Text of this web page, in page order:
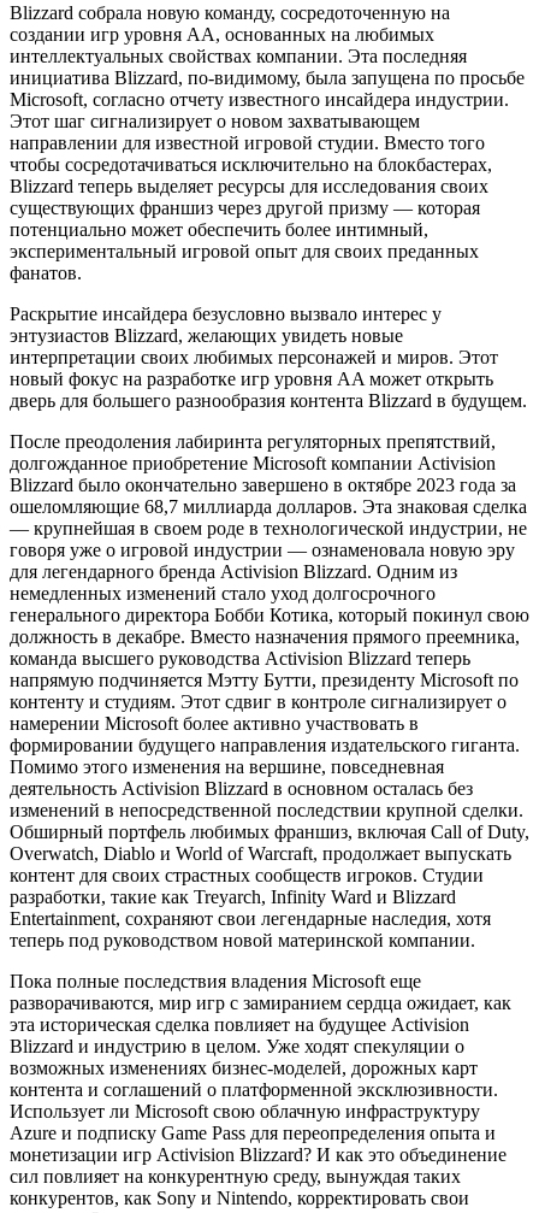
Blizzard собрала новую команду, сосредоточенную на
создании игр уровня AA, основанных на любимых
интеллектуальных свойствах компании. Эта последняя
инициатива Blizzard, по-видимому, была запущена по просьбе
Microsoft, согласно отчету известного инсайдера индустрии.
Этот шаг сигнализирует о новом захватывающем
направлении для известной игровой студии. Вместо того
чтобы сосредотачиваться исключительно на блокбастерах,
Blizzard теперь выделяет ресурсы для исследования своих
существующих франшиз через другой призму — которая
потенциально может обеспечить более интимный,
экспериментальный игровой опыт для своих преданных
фанатов.
Раскрытие инсайдера безусловно вызвало интерес у
энтузиастов Blizzard, желающих увидеть новые
интерпретации своих любимых персонажей и миров. Этот
новый фокус на разработке игр уровня AA может открыть
дверь для большего разнообразия контента Blizzard в будущем.
После преодоления лабиринта регуляторных препятствий,
долгожданное приобретение Microsoft компании Activision
Blizzard было окончательно завершено в октябре 2023 года за
ошеломляющие 68,7 миллиарда долларов. Эта знаковая сделка
— крупнейшая в своем роде в технологической индустрии, не
говоря уже о игровой индустрии — ознаменовала новую эру
для легендарного бренда Activision Blizzard. Одним из
немедленных изменений стало уход долгосрочного
генерального директора Бобби Котика, который покинул свою
должность в декабре. Вместо назначения прямого преемника,
команда высшего руководства Activision Blizzard теперь
напрямую подчиняется Мэтту Бутти, президенту Microsoft по
контенту и студиям. Этот сдвиг в контроле сигнализирует о
намерении Microsoft более активно участвовать в
формировании будущего направления издательского гиганта.
Помимо этого изменения на вершине, повседневная
деятельность Activision Blizzard в основном осталась без
изменений в непосредственной последствии крупной сделки.
Обширный портфель любимых франшиз, включая Call of Duty,
Overwatch, Diablo и World of Warcraft, продолжает выпускать
контент для своих страстных сообществ игроков. Студии
разработки, такие как Treyarch, Infinity Ward и Blizzard
Entertainment, сохраняют свои легендарные наследия, хотя
теперь под руководством новой материнской компании.
Пока полные последствия владения Microsoft еще
разворачиваются, мир игр с замиранием сердца ожидает, как
эта историческая сделка повлияет на будущее Activision
Blizzard и индустрию в целом. Уже ходят спекуляции о
возможных изменениях бизнес-моделей, дорожных карт
контента и соглашений о платформенной эксклюзивности.
Использует ли Microsoft свою облачную инфраструктуру
Azure и подписку Game Pass для переопределения опыта и
монетизации игр Activision Blizzard? И как это объединение
сил повлияет на конкурентную среду, вынуждая таких
конкурентов, как Sony и Nintendo, корректировать свои